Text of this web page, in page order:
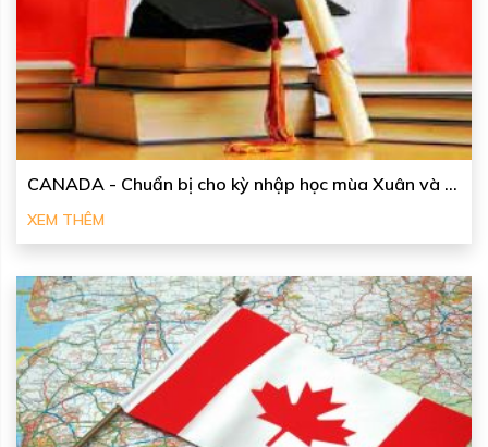
CANADA - Chuẩn bị cho kỳ nhập học mùa Xuân và ...
XEM THÊM